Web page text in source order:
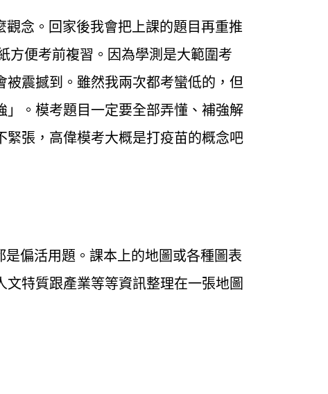
念。回家後我會把上課的題目再重推
方便考前複習。因為學測是大範圍考
震撼到。雖然我兩次都考蠻低的，但
。模考題目一定要全部弄懂、補強解
張，高偉模考大概是打疫苗的概念吧
偏活用題。課本上的地圖或各種圖表
特質跟產業等等資訊整理在一張地圖